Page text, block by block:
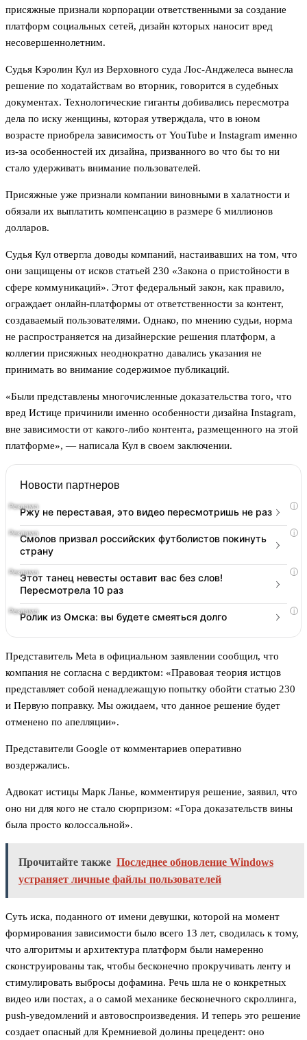
присяжные признали корпорации ответственными за создание
платформ социальных сетей, дизайн которых наносит вред
несовершеннолетним.
Судья Кэролин Кул из Верховного суда Лос-Анджелеса вынесла
решение по ходатайствам во вторник, говорится в судебных
документах. Технологические гиганты добивались пересмотра
дела по иску женщины, которая утверждала, что в юном
возрасте приобрела зависимость от YouTube и Instagram именно
из-за особенностей их дизайна, призванного во что бы то ни
стало удерживать внимание пользователей.
Присяжные уже признали компании виновными в халатности и
обязали их выплатить компенсацию в размере 6 миллионов
долларов.
Судья Кул отвергла доводы компаний, настаивавших на том, что
они защищены от исков статьей 230 «Закона о пристойности в
сфере коммуникаций». Этот федеральный закон, как правило,
ограждает онлайн-платформы от ответственности за контент,
создаваемый пользователями. Однако, по мнению судьи, норма
не распространяется на дизайнерские решения платформ, а
коллегии присяжных неоднократно давались указания не
принимать во внимание содержимое публикаций.
«Были представлены многочисленные доказательства того, что
вред Истице причинили именно особенности дизайна Instagram,
вне зависимости от какого-либо контента, размещенного на этой
платформе», — написала Кул в своем заключении.
Новости партнеров
i
Ржу не переставая, это видео пересмотришь не раз
i
Смолов призвал российских футболистов покинуть
страну
i
Этот танец невесты оставит вас без слов!
Пересмотрела 10 раз
i
Ролик из Омска: вы будете смеяться долго
Представитель Meta в официальном заявлении сообщил, что
компания не согласна с вердиктом: «Правовая теория истцов
представляет собой ненадлежащую попытку обойти статью 230
и Первую поправку. Мы ожидаем, что данное решение будет
отменено по апелляции».
Представители Google от комментариев оперативно
воздержались.
Адвокат истицы Марк Ланье, комментируя решение, заявил, что
оно ни для кого не стало сюрпризом: «Гора доказательств вины
была просто колоссальной».
Прочитайте также Последнее обновление Windows
устраняет личные файлы пользователей
Суть иска, поданного от имени девушки, которой на момент
формирования зависимости было всего 13 лет, сводилась к тому,
что алгоритмы и архитектура платформ были намеренно
сконструированы так, чтобы бесконечно прокручивать ленту и
стимулировать выбросы дофамина. Речь шла не о конкретных
видео или постах, а о самой механике бесконечного скроллинга,
push-уведомлений и автовоспроизведения. И теперь это решение
создает опасный для Кремниевой долины прецедент: оно